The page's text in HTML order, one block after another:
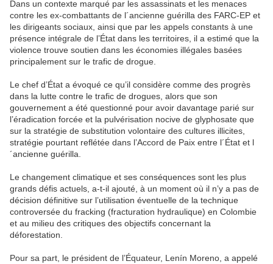
Dans un contexte marqué par les assassinats et les menaces
contre les ex-combattants de l´ancienne guérilla des FARC-EP et
les dirigeants sociaux, ainsi que par les appels constants à une
présence intégrale de l’État dans les territoires, il a estimé que la
violence trouve soutien dans les économies illégales basées
principalement sur le trafic de drogue.
Le chef d’État a évoqué ce qu’il considère comme des progrès
dans la lutte contre le trafic de drogues, alors que son
gouvernement a été questionné pour avoir davantage parié sur
l’éradication forcée et la pulvérisation nocive de glyphosate que
sur la stratégie de substitution volontaire des cultures illicites,
stratégie pourtant reflétée dans l’Accord de Paix entre l´État et l
´ancienne guérilla.
Le changement climatique et ses conséquences sont les plus
grands défis actuels, a-t-il ajouté, à un moment où il n’y a pas de
décision définitive sur l’utilisation éventuelle de la technique
controversée du fracking (fracturation hydraulique) en Colombie
et au milieu des critiques des objectifs concernant la
déforestation.
Pour sa part, le président de l’Équateur, Lenín Moreno, a appelé